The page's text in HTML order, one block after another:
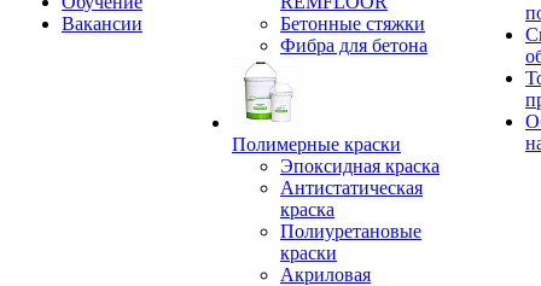
Вакансии
Бетонные стяжки
Фибра для бетона
Полимерные краски
Эпоксидная краска
Антистатическая
краска
Полиуретановые
краски
Акриловая